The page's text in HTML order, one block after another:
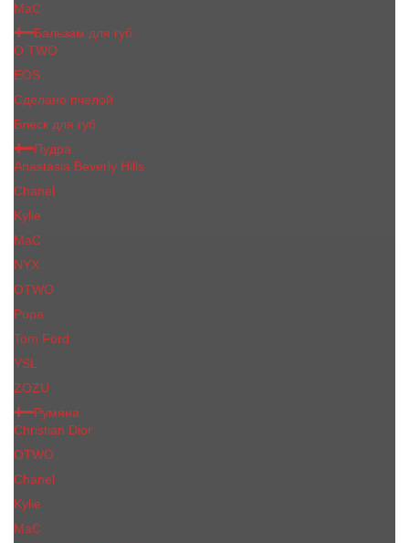
МаС
Бальзам для губ
O.TWO
EOS
Сделано пчелой
Блеск для губ
Пудра
Anastasia Beverly Hills
Chanel
Kylie
MaC
NYX
OTWO
Pupa
Tom Ford
YSL
ZOZU
Румяна
Christian Dior
OTWO
Сhanеl
Kylie
MaC